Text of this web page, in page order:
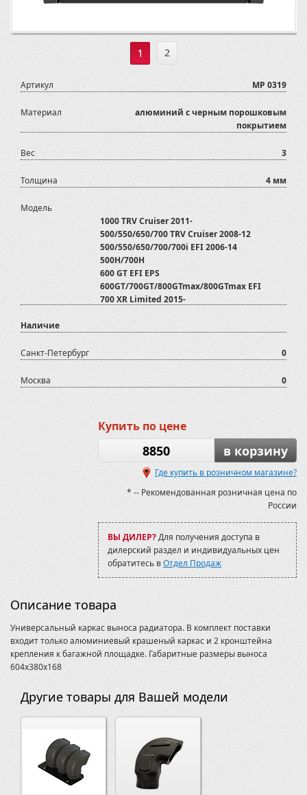
1 2
Артикул MP 0319
Материал
алюминий с черным порошковым
покрытием
Вес 3
Толщина 4 мм
Модель
1000 TRV Cruiser 2011-
500/550/650/700 TRV Cruiser 2008-12
500/550/650/700/700i EFI 2006-14
500H/700H
600 GT EFI EPS
600GT/700GT/800GTmax/800GTmax EFI
700 XR Limited 2015-
BruteForce KVF 750 2009-12
Grizzly 700 2016
Grizzly 550/700
Grizzly 660
Jumbo 700 MBX
KVF 750 2012-
Kingquad 750
Kodiak
MXU 700
Mud Pro 1000 2011-
Mud Pro 2009-11
Outlander L Max , 450/500/570XMR, 2015-
QuadRaider 600
QuadRaider 600 LE
Rincon TRX680FA
Sportsman 1000/850/550 XP 2015-19
Sportsman 570 Touring 2013-15
Sportsman 570 Touring 2017-19
Sportsman 800 2011-14
Sportsman 800 6х6 Big Boss
Sportsman 800/500 Touring/X2 2009-11
Sportsman 850/550 Touring 2011-15
Наличие
Санкт-Петербург 0
Москва 0
Купить по цене
8850 в корзину
Где купить в розничном магазине?
* -- Рекомендованная розничная цена по
России
ВЫ ДИЛЕР?Для получения доступа в
дилерский раздел и индивидуальных цен
обратитесь вОтдел Продаж
Описание товара
Универсальный каркас выноса радиатора. В комплект поставки
входит только алюминиевый крашеный каркас и 2 кронштейна
крепления к багажной площадке. Габаритные размеры выноса
604х380х168
Другие товары для Вашей модели